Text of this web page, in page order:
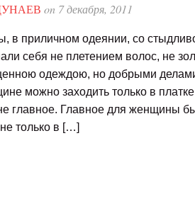
on 7 декабря, 2011
в приличном одеянии, со
себя не плетением волос, не
одеждою, но добрыми
можно заходить только в
главное. Главное для женщины
только в […]